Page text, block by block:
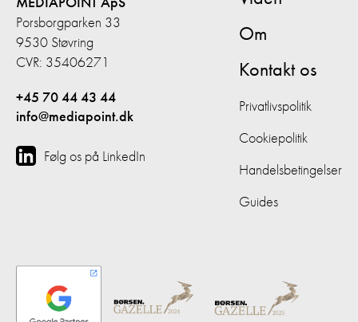
Porsborgparken 33
9530 Støvring
CVR: 35406271
+45 70 44 43 44
info@mediapoint.dk
Følg os på LinkedIn
Om
Kontakt os
Privatlivspolitik
Cookiepolitik
Handelsbetingelser
Guides